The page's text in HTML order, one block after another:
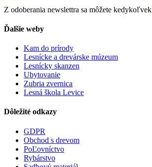
Z odoberania newslettra sa môžete kedykoľvek
Ďalšie weby
Kam do prírody
Lesnícke a drevárske múzeum
Lesnícky skanzen
Ubytovanie
Zubria zvernica
Lesná škola Levice
Dôležité odkazy
GDPR
Obchod s drevom
PoĽovníctvo
Rybárstvo